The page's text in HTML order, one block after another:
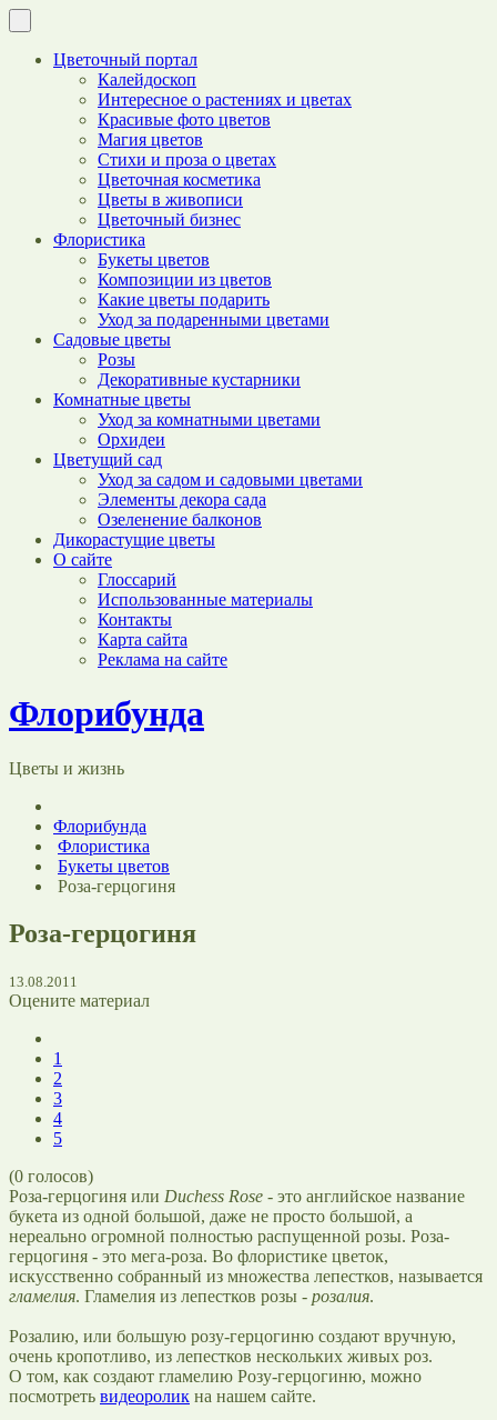
Цветочный портал
Калейдоскоп
Интересное о растениях и цветах
Красивые фото цветов
Магия цветов
Стихи и проза о цветах
Цветочная косметика
Цветы в живописи
Цветочный бизнес
Флористика
Букеты цветов
Композиции из цветов
Какие цветы подарить
Уход за подаренными цветами
Садовые цветы
Розы
Декоративные кустарники
Комнатные цветы
Уход за комнатными цветами
Орхидеи
Цветущий сад
Уход за садом и садовыми цветами
Элементы декора сада
Озеленение балконов
Дикорастущие цветы
О сайте
Глоссарий
Использованные материалы
Контакты
Карта сайта
Реклама на сайте
Флорибунда
Цветы и жизнь
Флорибунда
Флористика
Букеты цветов
Роза-герцогиня
Роза-герцогиня
13.08.2011
Оцените материал
1
2
3
4
5
(0 голосов)
Роза-герцогиня или Duchess Rose - это английское название
букета из одной большой, даже не просто большой, а
нереально огромной полностью распущенной розы. Роза-
герцогиня - это мега-роза. Во флористике цветок,
искусственно собранный из множества лепестков, называется
гламелия. Гламелия из лепестков розы - розалия.
Розалию, или большую розу-герцогиню создают вручную,
очень кропотливо, из лепестков нескольких живых роз.
О том, как создают гламелию Розу-герцогиню, можно
посмотреть видеоролик на нашем сайте.